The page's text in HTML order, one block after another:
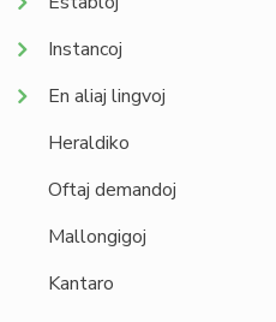
Instancoj
En aliaj lingvoj
Heraldiko
Oftaj demandoj
Mallongigoj
Kantaro